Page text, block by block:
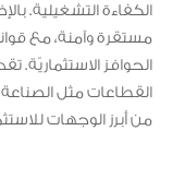
الكفاءة التشغيلية.
مستقرة وآمنة، مع
الحوافز
القطاعات مثل
من أبرز الوجهات